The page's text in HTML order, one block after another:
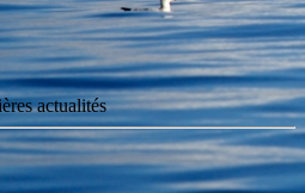
actualités